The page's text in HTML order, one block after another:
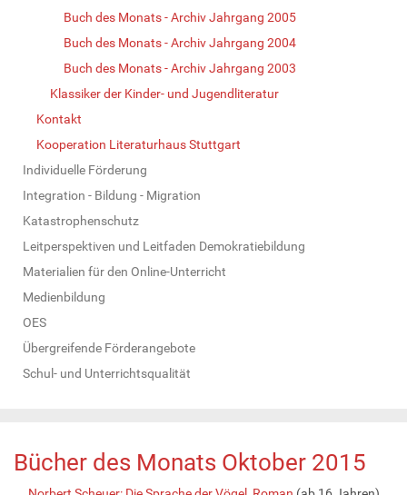
Buch des Monats - Archiv Jahrgang 2005
Buch des Monats - Archiv Jahrgang 2004
Buch des Monats - Archiv Jahrgang 2003
Klassiker der Kinder- und Jugendliteratur
Kontakt
Kooperation Literaturhaus Stuttgart
Individuelle Förderung
Integration - Bildung - Migration
Katastrophenschutz
Leitperspektiven und Leitfaden Demokratiebildung
Materialien für den Online-Unterricht
Medienbildung
OES
Übergreifende Förderangebote
Schul- und Unterrichtsqualität
Bücher des Monats Oktober 2015